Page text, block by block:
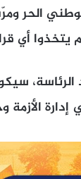
الحر
يتخذوا أي
الأزمة